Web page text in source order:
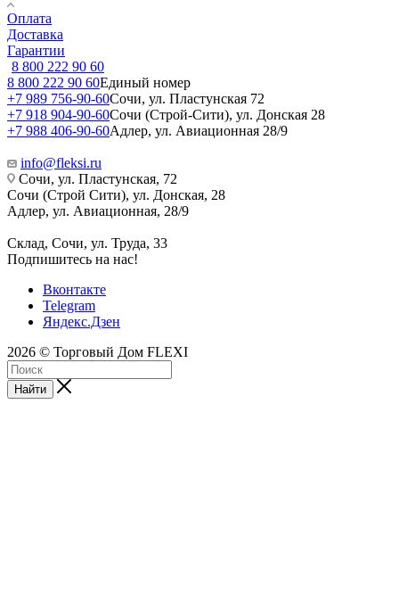
Оплата
Доставка
Гарантии
8 800 222 90 60
8 800 222 90 60Единый номер
+7 989 756-90-60Сочи, ул. Пластунская 72
+7 918 904-90-60Сочи (Строй-Сити), ул. Донская 28
+7 988 406-90-60Адлер, ул. Авиационная 28/9
info@fleksi.ru
Сочи, ул. Пластунская, 72
Сочи (Строй Сити), ул. Донская, 28
Адлер, ул. Авиационная, 28/9
Склад, Сочи, ул. Труда, 33
Подпишитесь на нас!
Вконтакте
Telegram
Яндекс.Дзен
2026 © Торговый Дом FLEXI
Найти